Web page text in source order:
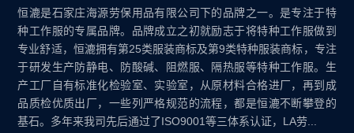
恒漉是石家庄海源劳保用品有限公司下的品牌之一。是专注于特
种工作服的专属品牌。品牌成立之初就励志于将特种工作服做到
专业舒适，恒漉拥有第25类服装商标及第9类特种服装商标，专注
于研发生产防静电、防酸碱、阻燃服、隔热服等特种工作服。生
产工厂自有标准化检验室、实验室，从原材料合格进厂，再到成
品质检优质出厂，一些列严格规范的流程，都是恒漉不断攀登的
基石。多年来我司先后通过了ISO9001等三体系认证，LA劳...